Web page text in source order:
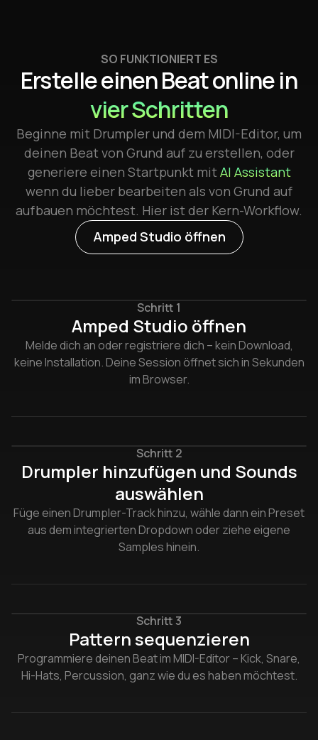
SO FUNKTIONIERT ES
Erstelle einen Beat online in
vier Schritten
Beginne mit Drumpler und dem MIDI-Editor, um
deinen Beat von Grund auf zu erstellen, oder
generiere einen Startpunkt mitAI Assistant
wenn du lieber bearbeiten als von Grund auf
aufbauen möchtest. Hier ist der Kern-Workflow.
Amped Studio öffnen
Schritt 1
Amped Studio öffnen
Melde dich an oder registriere dich – kein Download,
keine Installation. Deine Session öffnet sich in Sekunden
im Browser.
Schritt 2
Drumpler hinzufügen und Sounds
auswählen
Füge einen Drumpler-Track hinzu, wähle dann ein Preset
aus dem integrierten Dropdown oder ziehe eigene
Samples hinein.
Schritt 3
Pattern sequenzieren
Programmiere deinen Beat im MIDI-Editor – Kick, Snare,
Hi-Hats, Percussion, ganz wie du es haben möchtest.